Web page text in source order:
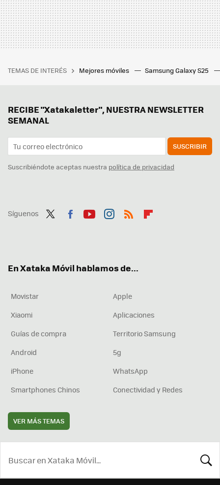
TEMAS DE INTERÉS Mejores móviles Samsung Galaxy S25
RECIBE "Xatakaletter", NUESTRA NEWSLETTER
SEMANAL
SUSCRIBIR
Suscribiéndote aceptas nuestra política de privacidad
Síguenos
En Xataka Móvil hablamos de...
Movistar
Apple
Xiaomi
Aplicaciones
Guías de compra
Territorio Samsung
Android
5g
iPhone
WhatsApp
Smartphones Chinos
Conectividad y Redes
VER MÁS TEMAS